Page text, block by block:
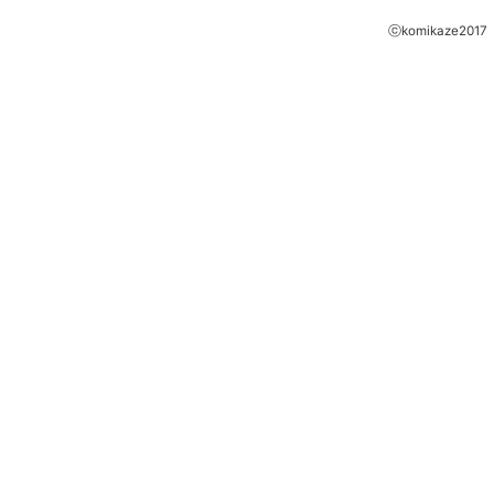
ⓒkomikaze2017